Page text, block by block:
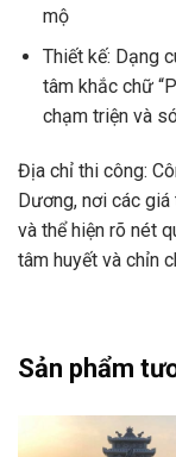
mộ
Thiết kế: Dạng
tâm khắc chữ
chạm triện và
Địa chỉ thi công:
Dương, nơi các
và thể hiện rõ nét
tâm huyết và chỉn
Sản phẩm